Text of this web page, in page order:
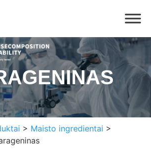
> Maisto ingredientai >